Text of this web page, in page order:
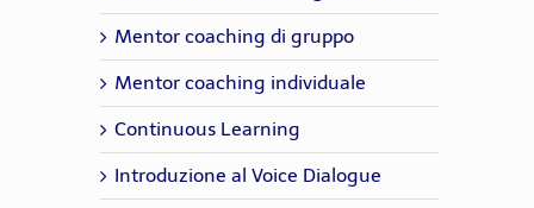
Mentor coaching di gruppo
Mentor coaching individuale
Continuous Learning
Introduzione al Voice Dialogue